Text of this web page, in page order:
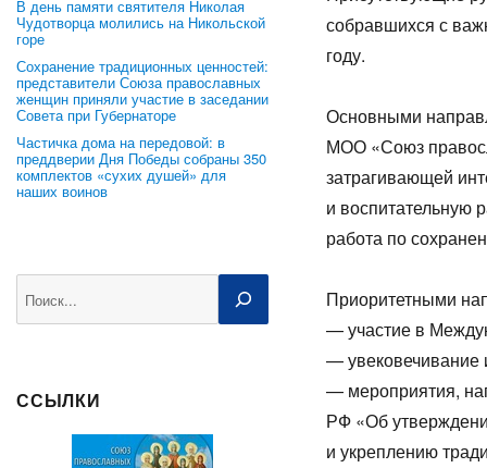
В день памяти святителя Николая
Чудотворца молились на Никольской
горе
Сохранение традиционных ценностей:
представители Союза православных
женщин приняли участие в заседании
Совета при Губернаторе
Частичка дома на передовой: в
преддверии Дня Победы собраны 350
комплектов «сухих душей» для
наших воинов
ССЫЛКИ
собравшихся с
году.
Основными
МОО «Союз
затрагивающей
и воспитательную
работа по
Приоритетными
— участие в
— увековечивание
— мероприятия,
РФ «Об
и укреплению